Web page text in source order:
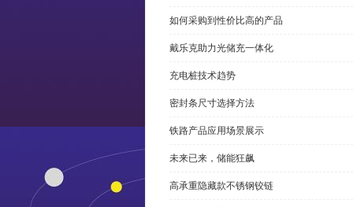
如何采购到性价比高的产品
戴乐克助力光储充一体化
充电桩技术趋势
密封条尺寸选择方法
铁路产品应用场景展示
未来已来，储能狂飙
高承重隐藏款不锈钢铰链